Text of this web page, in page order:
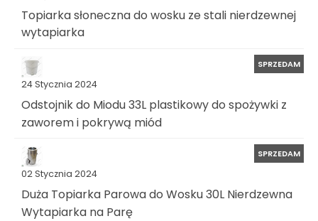
Topiarka słoneczna do wosku ze stali nierdzewnej
wytapiarka
24 Stycznia 2024
SPRZEDAM
Odstojnik do Miodu 33L plastikowy do spożywki z
zaworem i pokrywą miód
02 Stycznia 2024
SPRZEDAM
Duża Topiarka Parowa do Wosku 30L Nierdzewna
Wytapiarka na Parę